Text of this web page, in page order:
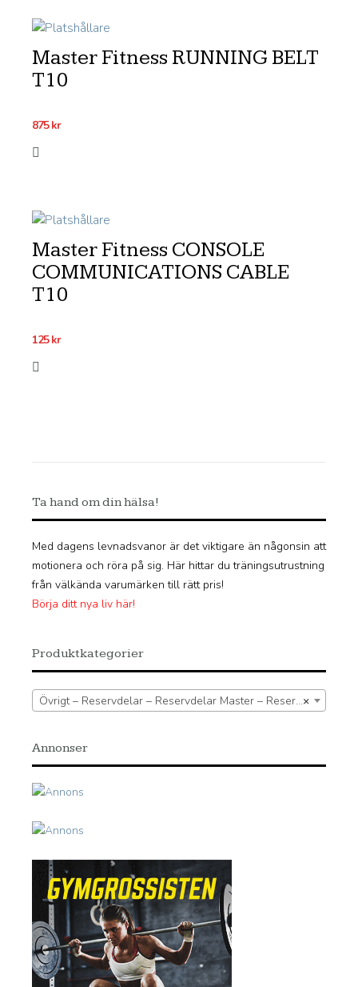
Master Fitness RUNNING BELT
T10
875kr
Master Fitness CONSOLE
COMMUNICATIONS CABLE
T10
125kr
Ta hand om din hälsa!
Med dagens levnadsvanor är det viktigare än någonsin att
motionera och röra på sig. Här hittar du träningsutrustning
från välkända varumärken till rätt pris!
Börja ditt nya liv här!
Produktkategorier
×
Övrigt – Reservdelar – Reservdelar Master – Reservdel löpband
Annonser